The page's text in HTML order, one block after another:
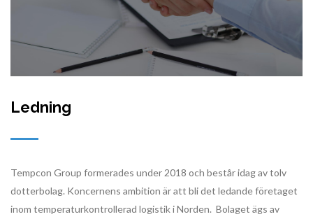
Ledning
Tempcon Group formerades under 2018 och består idag av tolv
dotterbolag. Koncernens ambition är att bli det ledande företaget
inom temperaturkontrollerad logistik i Norden. Bolaget ägs av